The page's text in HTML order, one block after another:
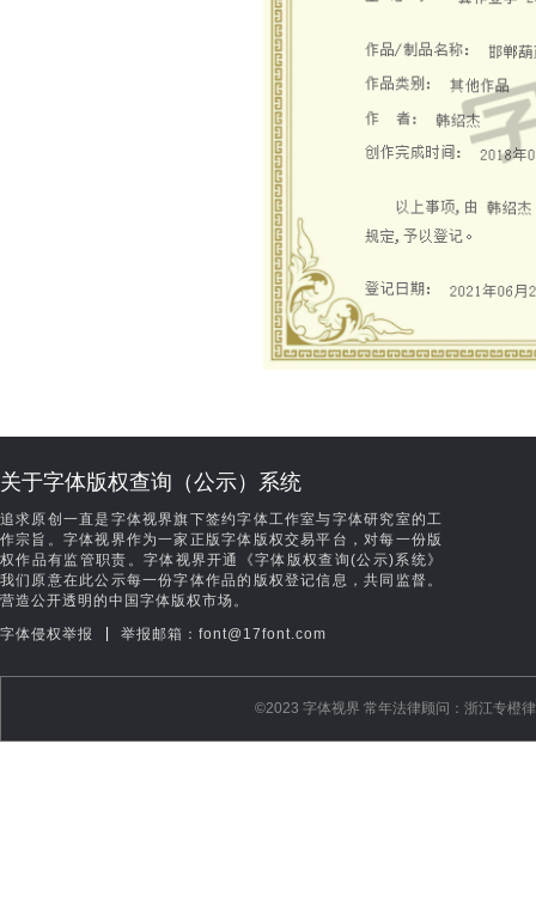
关于字体版权查询（公示）系统
追求原创一直是字体视界旗下签约字体工作室与字体研究室的工
作宗旨。字体视界作为一家正版字体版权交易平台，对每一份版
权作品有监管职责。字体视界开通《字体版权查询(公示)系统》
我们原意在此公示每一份字体作品的版权登记信息，共同监督。
营造公开透明的中国字体版权市场。
字体侵权举报 举报邮箱：font@17font.com
©️2023 字体视界 常年法律顾问：浙江专橙